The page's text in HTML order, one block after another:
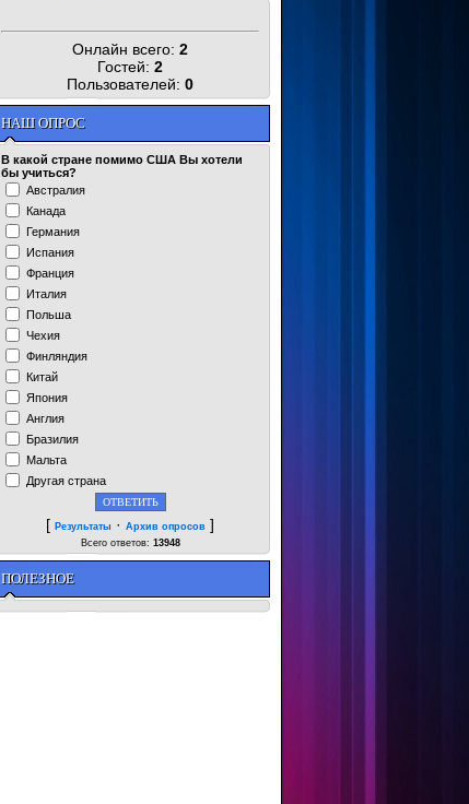
Онлайн всего: 2
Гостей: 2
Пользователей: 0
НАШ ОПРОС
В какой стране помимо США Вы хотели
бы учиться?
Австралия
Канада
Германия
Испания
Франция
Италия
Польша
Чехия
Финляндия
Китай
Япония
Англия
Бразилия
Мальта
Другая страна
[ Результаты · Архив опросов ]
Всего ответов: 13948
ПОЛЕЗНОЕ